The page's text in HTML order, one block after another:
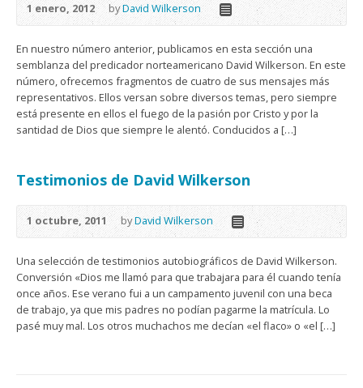
1 enero, 2012 byDavid Wilkerson
En nuestro número anterior, publicamos en esta sección una
semblanza del predicador norteamericano David Wilkerson. En este
número, ofrecemos fragmentos de cuatro de sus mensajes más
representativos. Ellos versan sobre diversos temas, pero siempre
está presente en ellos el fuego de la pasión por Cristo y por la
santidad de Dios que siempre le alentó. Conducidos a […]
Testimonios de David Wilkerson
1 octubre, 2011 byDavid Wilkerson
Una selección de testimonios autobiográficos de David Wilkerson.
Conversión «Dios me llamó para que trabajara para él cuando tenía
once años. Ese verano fui a un campamento juvenil con una beca
de trabajo, ya que mis padres no podían pagarme la matrícula. Lo
pasé muy mal. Los otros muchachos me decían «el flaco» o «el […]